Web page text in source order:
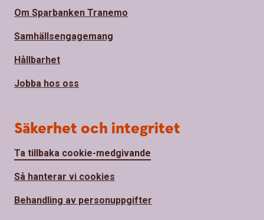
Om Sparbanken Tranemo
Samhällsengagemang
Hållbarhet
Jobba hos oss
Säkerhet och integritet
Ta tillbaka cookie-medgivande
Så hanterar vi cookies
Behandling av personuppgifter